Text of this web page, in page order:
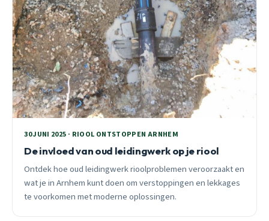
30 JUNI 2025 · RIOOL ONTSTOPPEN ARNHEM
De invloed van oud leidingwerk op je riool
Ontdek hoe oud leidingwerk rioolproblemen veroorzaakt en
wat je in Arnhem kunt doen om verstoppingen en lekkages
te voorkomen met moderne oplossingen.